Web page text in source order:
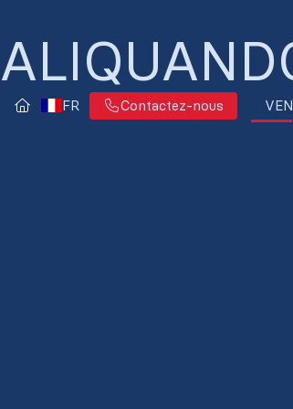
FR Contactez-nous